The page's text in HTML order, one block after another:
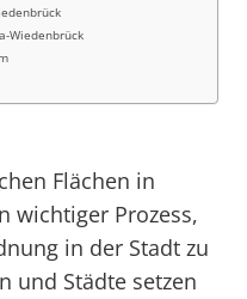
Wiedenbrück
Flächen in
wichtiger Prozess,
in der Stadt zu
und Städte setzen